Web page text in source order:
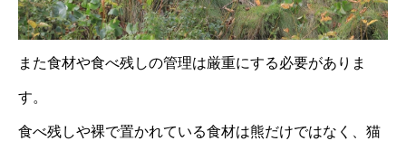
また食材や食べ残しの管理は厳重にする必要がありま
す。
食べ残しや裸で置かれている食材は熊だけではなく、猫